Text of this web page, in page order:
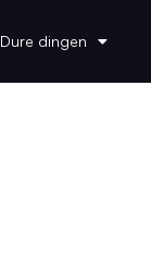
Dure dingen